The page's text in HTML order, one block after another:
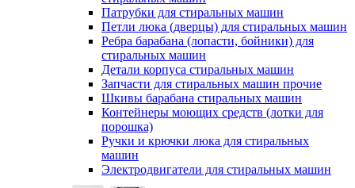
Патрубки для стиральных машин
Петли люка (дверцы) для стиральных машин
Ребра барабана (лопасти, бойники) для
стиральных машин
Детали корпуса стиральных машин
Запчасти для стиральных машин прочие
Шкивы барабана стиральных машин
Контейнеры моющих средств (лотки для
порошка)
Ручки и крючки люка для стиральных
машин
Электродвигатели для стиральных машин